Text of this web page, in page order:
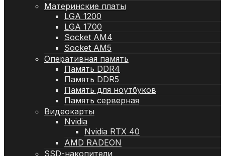
Материнские платы
LGA 1200
LGA 1700
Socket AM4
Socket AM5
Оперативная память
Память DDR4
Память DDR5
Память для ноутбуков
Память серверная
Видеокарты
Nvidia
Nvidia RTX 40
AMD RADEON
SSD-накопители